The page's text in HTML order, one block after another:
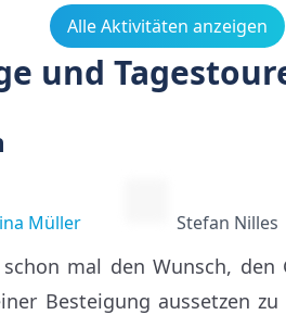
Alle Aktivitäten anzeigen
und
Müller Stefan Nilles
mal den Wunsch,
Besteigung aussetzen